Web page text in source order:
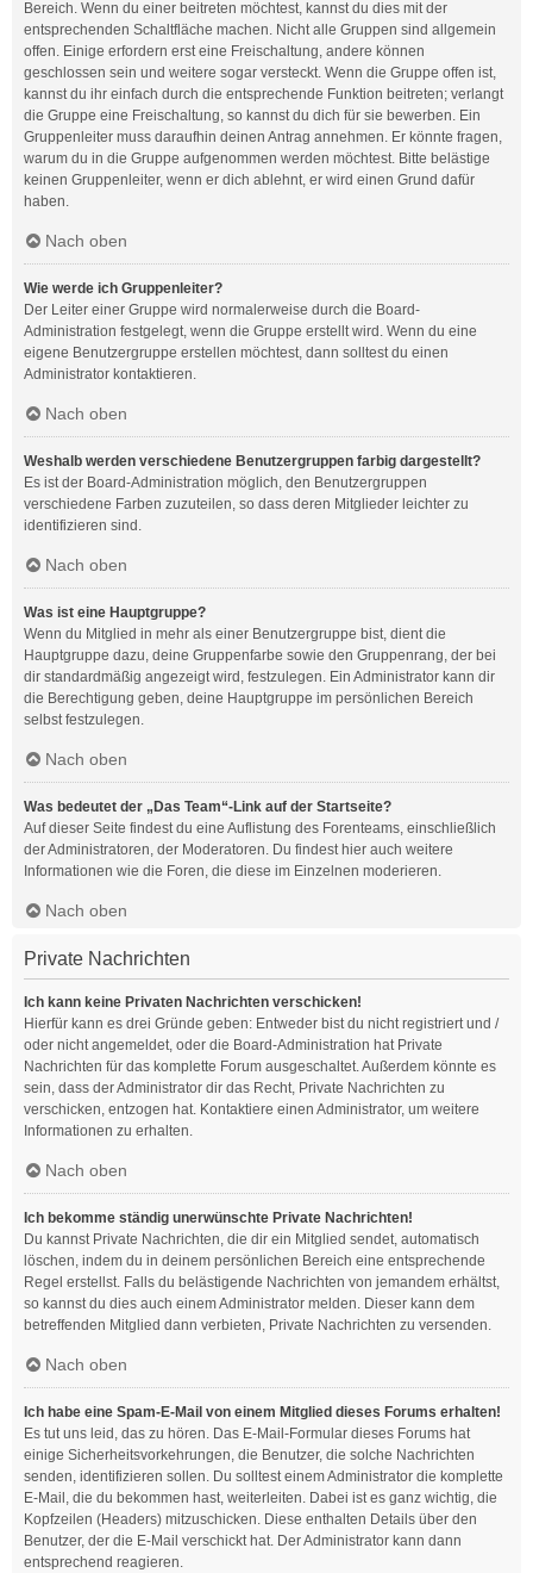
Bereich. Wenn du einer beitreten möchtest, kannst du dies mit der
entsprechenden Schaltfläche machen. Nicht alle Gruppen sind allgemein
offen. Einige erfordern erst eine Freischaltung, andere können
geschlossen sein und weitere sogar versteckt. Wenn die Gruppe offen ist,
kannst du ihr einfach durch die entsprechende Funktion beitreten; verlangt
die Gruppe eine Freischaltung, so kannst du dich für sie bewerben. Ein
Gruppenleiter muss daraufhin deinen Antrag annehmen. Er könnte fragen,
warum du in die Gruppe aufgenommen werden möchtest. Bitte belästige
keinen Gruppenleiter, wenn er dich ablehnt, er wird einen Grund dafür
haben.
Nach oben
Wie werde ich Gruppenleiter?
Der Leiter einer Gruppe wird normalerweise durch die Board-
Administration festgelegt, wenn die Gruppe erstellt wird. Wenn du eine
eigene Benutzergruppe erstellen möchtest, dann solltest du einen
Administrator kontaktieren.
Nach oben
Weshalb werden verschiedene Benutzergruppen farbig dargestellt?
Es ist der Board-Administration möglich, den Benutzergruppen
verschiedene Farben zuzuteilen, so dass deren Mitglieder leichter zu
identifizieren sind.
Nach oben
Was ist eine Hauptgruppe?
Wenn du Mitglied in mehr als einer Benutzergruppe bist, dient die
Hauptgruppe dazu, deine Gruppenfarbe sowie den Gruppenrang, der bei
dir standardmäßig angezeigt wird, festzulegen. Ein Administrator kann dir
die Berechtigung geben, deine Hauptgruppe im persönlichen Bereich
selbst festzulegen.
Nach oben
Was bedeutet der „Das Team“-Link auf der Startseite?
Auf dieser Seite findest du eine Auflistung des Forenteams, einschließlich
der Administratoren, der Moderatoren. Du findest hier auch weitere
Informationen wie die Foren, die diese im Einzelnen moderieren.
Nach oben
Private Nachrichten
Ich kann keine Privaten Nachrichten verschicken!
Hierfür kann es drei Gründe geben: Entweder bist du nicht registriert und /
oder nicht angemeldet, oder die Board-Administration hat Private
Nachrichten für das komplette Forum ausgeschaltet. Außerdem könnte es
sein, dass der Administrator dir das Recht, Private Nachrichten zu
verschicken, entzogen hat. Kontaktiere einen Administrator, um weitere
Informationen zu erhalten.
Nach oben
Ich bekomme ständig unerwünschte Private Nachrichten!
Du kannst Private Nachrichten, die dir ein Mitglied sendet, automatisch
löschen, indem du in deinem persönlichen Bereich eine entsprechende
Regel erstellst. Falls du belästigende Nachrichten von jemandem erhältst,
so kannst du dies auch einem Administrator melden. Dieser kann dem
betreffenden Mitglied dann verbieten, Private Nachrichten zu versenden.
Nach oben
Ich habe eine Spam-E-Mail von einem Mitglied dieses Forums erhalten!
Es tut uns leid, das zu hören. Das E-Mail-Formular dieses Forums hat
einige Sicherheitsvorkehrungen, die Benutzer, die solche Nachrichten
senden, identifizieren sollen. Du solltest einem Administrator die komplette
E-Mail, die du bekommen hast, weiterleiten. Dabei ist es ganz wichtig, die
Kopfzeilen (Headers) mitzuschicken. Diese enthalten Details über den
Benutzer, der die E-Mail verschickt hat. Der Administrator kann dann
entsprechend reagieren.